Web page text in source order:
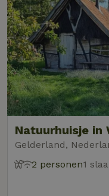
Natuurhuisje in
Gelderland,
2 personen1